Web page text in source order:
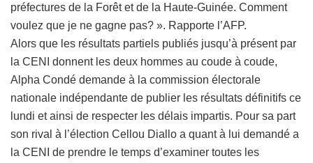
préfectures de la Forêt et de la Haute-Guinée. Comment
voulez que je ne gagne pas? ». Rapporte l’AFP.
Alors que les résultats partiels publiés jusqu’à présent par
la CENI donnent les deux hommes au coude à coude,
Alpha Condé demande à la commission électorale
nationale indépendante de publier les résultats définitifs ce
lundi et ainsi de respecter les délais impartis. Pour sa part
son rival à l’élection Cellou Diallo a quant à lui demandé a
la CENI de prendre le temps d’examiner toutes les